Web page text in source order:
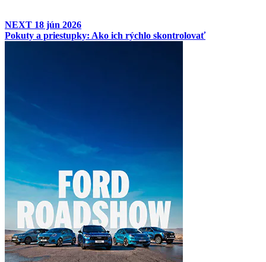
NEXT 18 jún 2026
Pokuty a priestupky: Ako ich rýchlo skontrolovať